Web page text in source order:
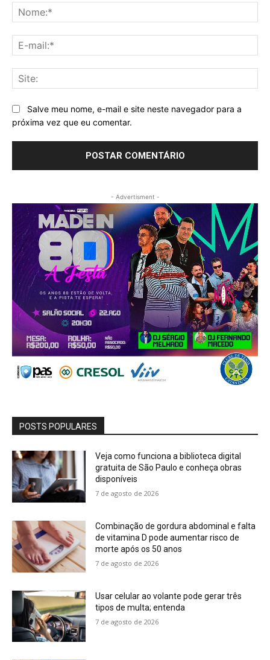
Salve meu nome, e-mail e site neste navegador para a
próxima vez que eu comentar.
- Advertisment -
POSTS POPULARES
Veja como funciona a biblioteca digital
gratuita de São Paulo e conheça obras
disponíveis
7 de agosto de 2026
Combinação de gordura abdominal e falta
de vitamina D pode aumentar risco de
morte após os 50 anos
7 de agosto de 2026
Usar celular ao volante pode gerar três
tipos de multa; entenda
7 de agosto de 2026